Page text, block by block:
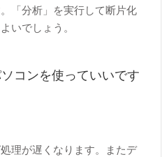
「分析」を実行して断片化
いでしょう。
コンを使っていいです
理が遅くなります。またデ